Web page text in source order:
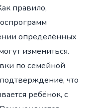
правило,
определённых
измениться.
по семейной
что
ребёнок, с